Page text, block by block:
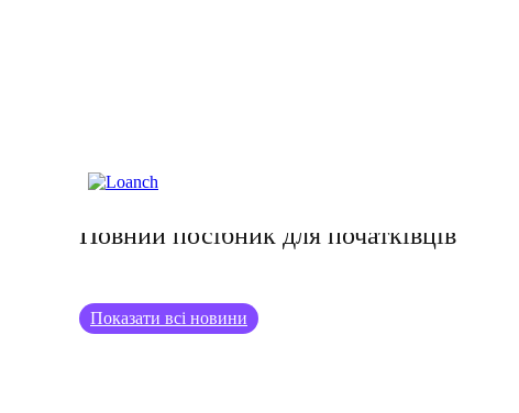
Повний посібник для початківців
Показати всі новини